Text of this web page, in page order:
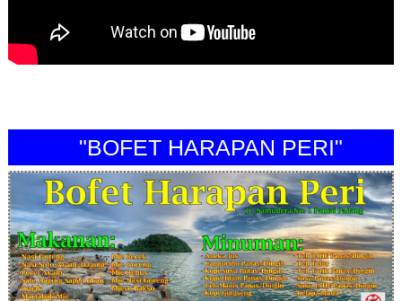
"BOFET HARAPAN PERI"